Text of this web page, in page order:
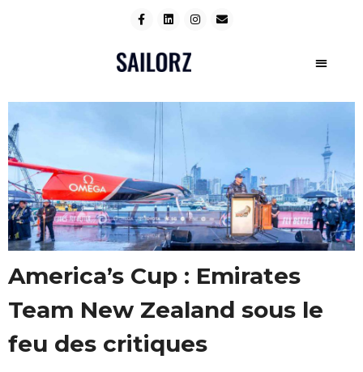
America’s Cup : Emirates
Team New Zealand sous le
feu des critiques